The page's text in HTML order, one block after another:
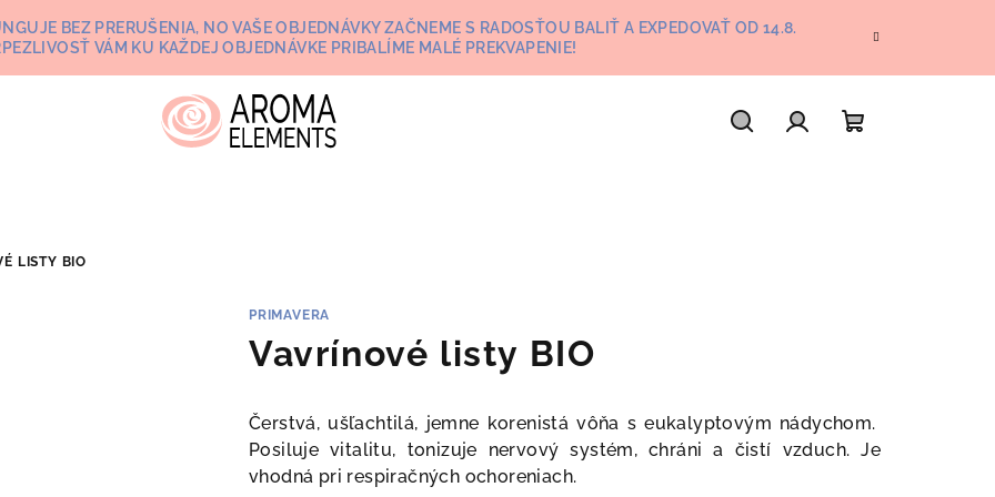
BEZ PRERUŠENIA, NO VAŠE OBJEDNÁVKY ZAČNEME S RADOSŤOU BALIŤ A EXPEDOVAŤ OD 14.8.
VÁM KU KAŽDEJ OBJEDNÁVKE PRIBALÍME MALÉ PREKVAPENIE!
LISTY BIO
PRIMAVERA
Vavrínové listy BIO
Čerstvá, ušľachtilá, jemne korenistá vôňa s eukalyptovým nádychom.
Posiluje vitalitu, tonizuje nervový systém, chráni a čistí vzduch. Je
vhodná pri respiračných ochoreniach.